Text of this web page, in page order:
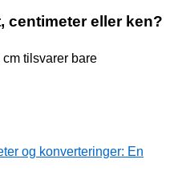
centimeter eller ken?
tilsvarer bare
og konverteringer: En